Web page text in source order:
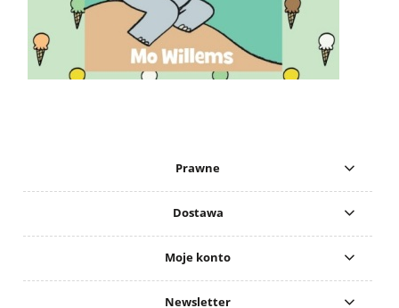
Prawne
Dostawa
Moje konto
Newsletter